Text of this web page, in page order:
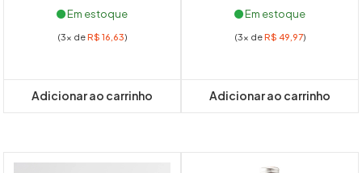
Em estoque
(3x deR$ 16,63)
Adicionar ao carrinho
Em estoque
(3x deR$ 49,97)
Adicionar ao carrinho